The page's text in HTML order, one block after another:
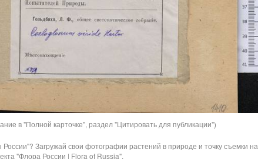
в "Полной карточке", раздел "Цитировать для публикации")
Загружай свои фотографии растений в природе и точку съемки на
"Флора России | Flora of Russia".